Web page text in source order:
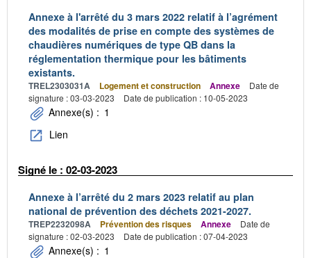
Annexe à l'arrêté du 3 mars 2022 relatif à l’agrément
des modalités de prise en compte des systèmes de
chaudières numériques de type QB dans la
réglementation thermique pour les bâtiments
existants.
TREL2303031A Logement et construction Annexe
Date de
signature : 03-03-2023
Date de publication : 10-05-2023
Annexe(s) : 1
Lien
Signé le : 02-03-2023
Annexe à l’arrêté du 2 mars 2023 relatif au plan
national de prévention des déchets 2021-2027.
TREP2232098A Prévention des risques Annexe
Date de
signature : 02-03-2023
Date de publication : 07-04-2023
Annexe(s) : 1